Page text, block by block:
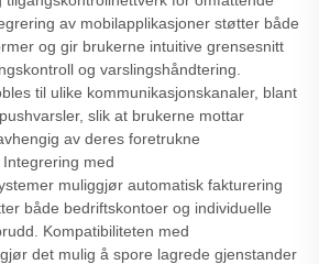
av mobilapplikasjoner støtter både
og gir brukerne intuitive grensesnitt
og varslingshåndtering.
til ulike kommunikasjonskanaler, blant
slik at brukerne mottar
av deres foretrukne
med
muliggjør automatisk fakturering
både bedriftskontoer og individuelle
Kompatibiliteten med
det mulig å spore lagrede gjenstander